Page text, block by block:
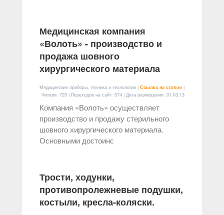
Медицинская компания
«Волоть» - производство и
продажа шовного
хирургического материала
Медицинские приборы, техника и технологии | Ссылка на статью |
Читали: 725 | Переходов на сайт: 574 | Дата размещения: 01.03.13
Компания «Волоть» осуществляет
производство и продажу стерильного
шовного хирургического материала.
Основными достоинс
Трости, ходунки,
противопролежневые подушки,
костыли, кресла-коляски.